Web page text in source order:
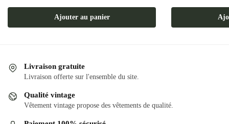
Ajouter au panier
Livraison gratuite
Livraison offerte sur l'ensemble du site.
Qualité vintage
Vêtement vintage propose des vêtements de qualité.